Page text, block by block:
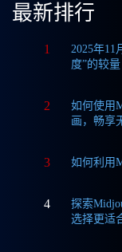
最新排行
1
2025年11
度”的较量
2
如何使用
画，畅享
3 如何利用
4
探索
选择更适